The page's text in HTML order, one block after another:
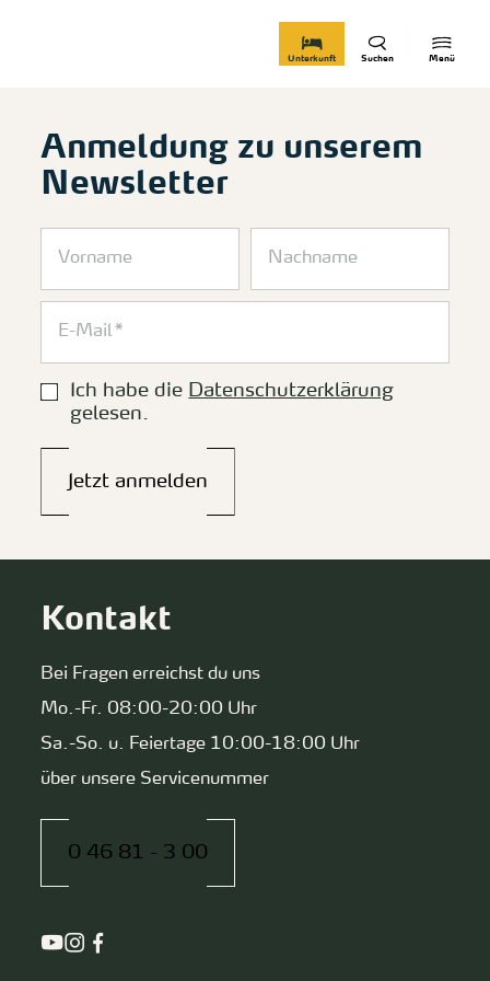
Menü
Suchen
Unterkunft
Anmeldung zu unserem
Newsletter
Ich habe die Datenschutzerklärung
gelesen.
Jetzt anmelden
Kontakt
Bei Fragen erreichst du uns
Mo.-Fr. 08:00-20:00 Uhr
Sa.-So. u. Feiertage 10:00-18:00 Uhr
über unsere Servicenummer
0 46 81 - 3 00